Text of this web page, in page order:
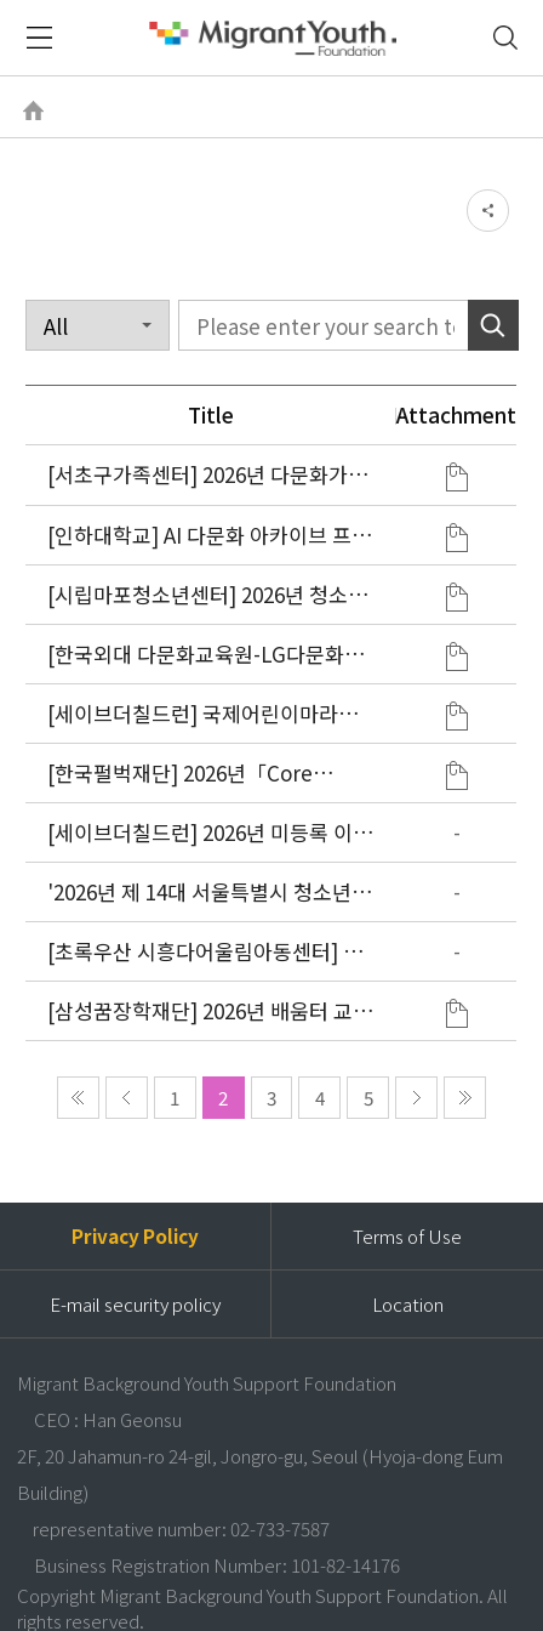
Title
Attachment
[서초구가족센터] 2026년 다문화가족
자녀 교육활동비 지원사업
[인하대학교] AI 다문화 아카이브 프로
그램 참가자 모집
[시립마포청소년센터] 2026년 청소년
방과후아카데미 신규 다문화청소년 모
집
[한국외대 다문화교육원-LG다문화학
교] 제11회 이중언어능력인증시험 안
내
[세이브더칠드런] 국제어린이마라톤
이주배경(다문화) 아동 및 가족 초청
(단체별 지원)
[한국펄벅재단] 2026년「Core
People-Future Dream」 장학생 모
집
[세이브더칠드런] 2026년 미등록 이주
아동의 건강한 성장 지원 사업
-
'2026년 제 14대 서울특별시 청소년참
여위원회' 참여위원 모집
-
[초록우산 시흥다어울림아동센터] 이
주배경아동 권리증진을 위한 인식개선
캠페인
-
[삼성꿈장학재단] 2026년 배움터 교육
지원사업 공모 ~11/5
1 2 3 4 5
Privacy Policy Terms of Use
E-mail security policy Location
Migrant Background Youth Support Foundation
CEO : Han Geonsu
2F, 20 Jahamun-ro 24-gil, Jongro-gu, Seoul (Hyoja-dong Eum
Building)
representative number: 02-733-7587
Business Registration Number: 101-82-14176
Copyright Migrant Background Youth Support Foundation. All
rights reserved.